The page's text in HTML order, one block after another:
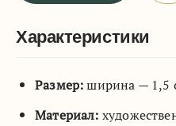
Характеристики
Размер:ширина — 1,5
Материал: